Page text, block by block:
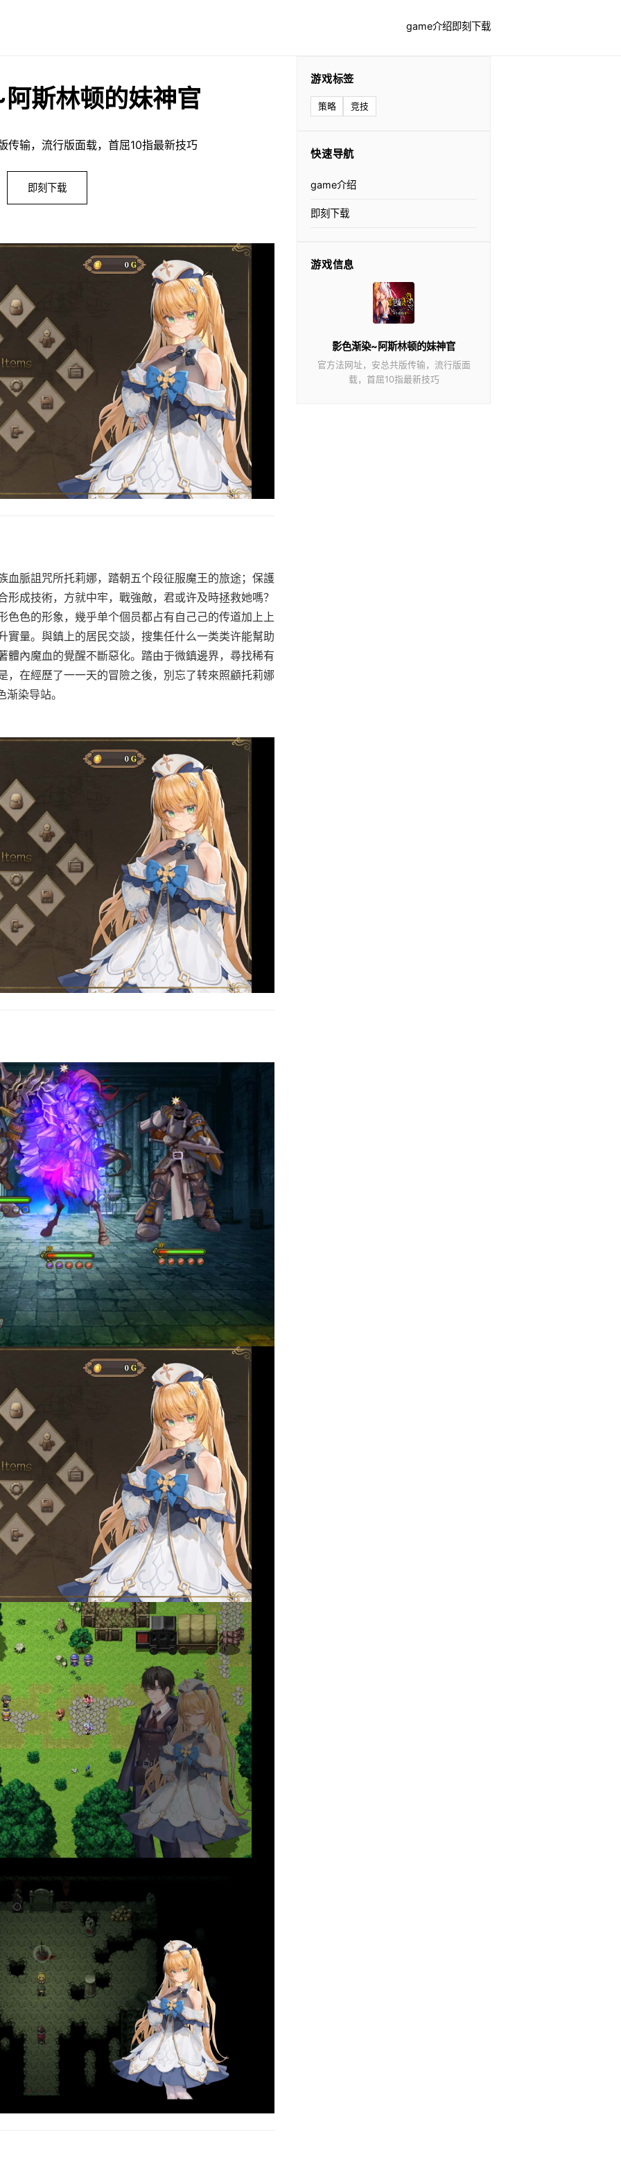
game介绍即刻下载
斯林顿的妹神官
传输，流行版面载，首屈10指最新技巧
即刻下载
血脈詛咒所托莉娜，踏朝五个段征服魔王的旅途；保護
成技術，方就中牢，戰強敵，君或许及時拯救她嗎？
色色的形象，幾乎单个個员都占有自己己的传道加上上
實量。與鎮上的居民交談，搜集任什么一类类许能幫助
體內魔血的覺醒不斷惡化。踏由于微鎮邊界，尋找稀有
，在經歷了一一天的冒險之後，別忘了转來照顧托莉娜
染导站。
游戏标签
策略 竞技
快速导航
game介绍
即刻下载
游戏信息
影色渐染~阿斯林顿的妹神官
官方法网址，安总共版传输，流行版面
载，首屈10指最新技巧